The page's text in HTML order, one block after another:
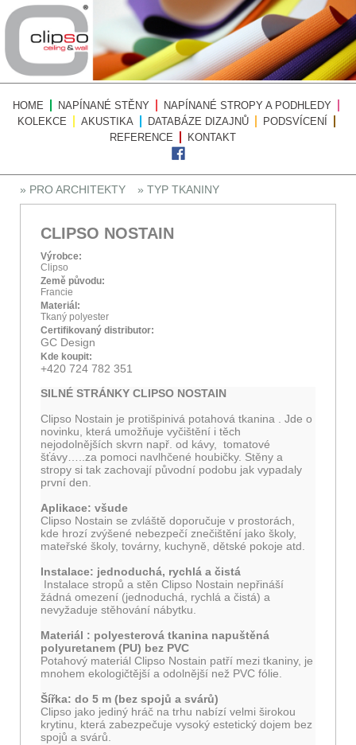
HOME NAPÍNANÉ STĚNY
NAPÍNANÉ STROPY A PODHLEDY
KOLEKCE
AKUSTIKA DATABÁZE DIZAJNŮ
PODSVÍCENÍ
REFERENCE
KONTAKT
» PRO ARCHITEKTY » TYP TKANINY
CLIPSO NOSTAIN
Výrobce:
Clipso
Země původu:
Francie
Materiál:
Tkaný polyester
Certifikovaný distributor:
GC Design
Kde koupit:
+420 724 782 351
SILNÉ STRÁNKY CLIPSO NOSTAIN
Clipso Nostain je protišpinivá potahová tkanina . Jde o
novinku, která umožňuje vyčištění i těch
nejodolnějších skvrn např. od kávy, tomatové
šťávy…..za pomoci navlhčené houbičky. Stěny a
stropy si tak zachovají původní podobu jak vypadaly
první den.
Aplikace: všude
Clipso Nostain se zvláště doporučuje v prostorách,
kde hrozí zvýšené nebezpečí znečištění jako školy,
mateřské školy, továrny, kuchyně, dětské pokoje atd.
Instalace: jednoduchá, rychlá a čistá
Instalace stropů a stěn Clipso Nostain nepřináší
žádná omezení (jednoduchá, rychlá a čistá) a
nevyžaduje stěhování nábytku.
Materiál : polyesterová tkanina napuštěná
polyuretanem (PU) bez PVC
Potahový materiál Clipso Nostain patří mezi tkaniny, je
mnohem ekologičtější a odolnější než PVC fólie.
Šířka: do 5 m (bez spojů a svárů)
Clipso jako jediný hráč na trhu nabízí velmi širokou
krytinu, která zabezpečuje vysoký estetický dojem bez
spojů a svárů.